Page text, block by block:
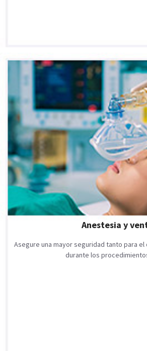
Anestesia y
Asegure una mayor seguridad tanto para
durante los